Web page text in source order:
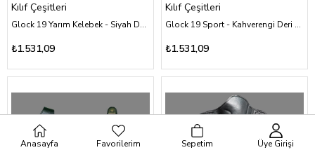
Kılıf Çeşitleri
Glock 19 Yarım Kelebek - Siyah Deri Kılıf Çeşitleri
₺1.531,09
Kılıf Çeşitleri
Glock 19 Sport - Kahverengi Deri Kılıf Çeşitleri
₺1.531,09
Anasayfa Favorilerim Sepetim Üye Girişi